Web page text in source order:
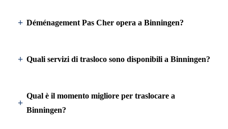
Déménagement Pas Cher opera a Binningen?
Quali servizi di trasloco sono disponibili a Binningen?
Qual è il momento migliore per traslocare a
Binningen?